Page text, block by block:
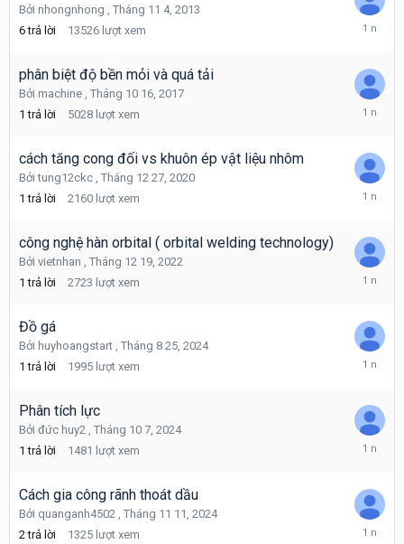
Bởi nhongnhong , Tháng 11 4, 2013
6 trả lời 13526 lượt xem
Tháng
2025
phân biệt độ bền mỏi và quá tải
Bởi machine , Tháng 10 16, 2017
1 trả lời 5028 lượt xem
Tháng
2025
cách tăng cong đối vs khuôn ép vật liệu nhôm
Bởitung12ckc , Tháng 12 27, 2020
1 trả lời 2160 lượt xem
Tháng
2025
công nghệ hàn orbital ( orbital welding technology)
Bởi vietnhan , Tháng 12 19, 2022
1 trả lời 2723 lượt xem
Tháng
2025
Đồ gá
Bởi huyhoangstart , Tháng 8 25, 2024
1 trả lời 1995 lượt xem
Tháng
2025
Phân tích lực
Bởi đức huy2 , Tháng 10 7, 2024
1 trả lời 1481 lượt xem
Tháng
2025
Cách gia công rãnh thoát dầu
Bởi quanganh4502 , Tháng 11 11, 2024
2 trả lời 1325 lượt xem
Tháng